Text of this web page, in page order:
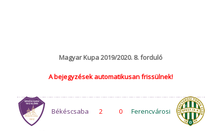
Magyar Kupa 2019/2020. 8. forduló
A bejegyzések automatikusan frissülnek!
Békéscsaba 2 Ferencvárosi
0